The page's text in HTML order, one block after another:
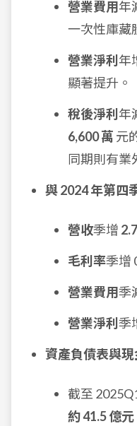
營業費用年
一次性庫藏
營業淨利 年
顯著提升。
稅後淨利 年
6,600 萬 元
同期則有業
與 2024 年第四
營收季增
毛利率季增
營業費用季
營業淨利 季
資產負債表與
截至
約 41.5 億元